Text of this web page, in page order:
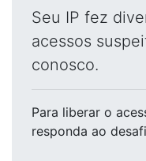
Seu IP fez
acessos
conosco.
Para liberar o
responda ao